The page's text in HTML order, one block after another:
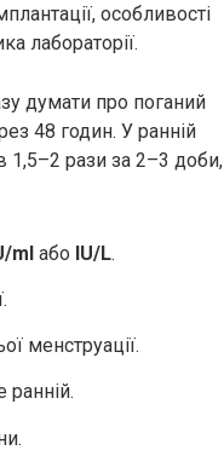
особливості
лабораторії.
думати про поганий
48 годин. У ранній
1,5–2 рази за 2–3 доби,
ml або IU/L.
менструації.
ранній.